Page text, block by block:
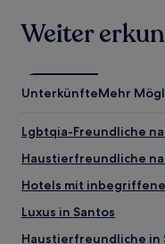
Weiter
UnterkünfteMehr
Lgbtqia-Freundliche
Haustierfreundliche
Hotels mit
Luxus in Santos
Haustierfreundliche in